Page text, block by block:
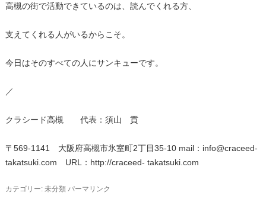
高槻の街で活動できているのは、読んでくれる方、
支えてくれる人がいるからこそ。
今日はそのすべての人にサンキューです。
／
クラシード高槻 代表：須山 貢
〒569-1141 大阪府高槻市氷室町2丁目35-10 mail：info@craceed-
takatsuki.com URL：http://craceed- takatsuki.com
カテゴリー: 未分類 パーマリンク